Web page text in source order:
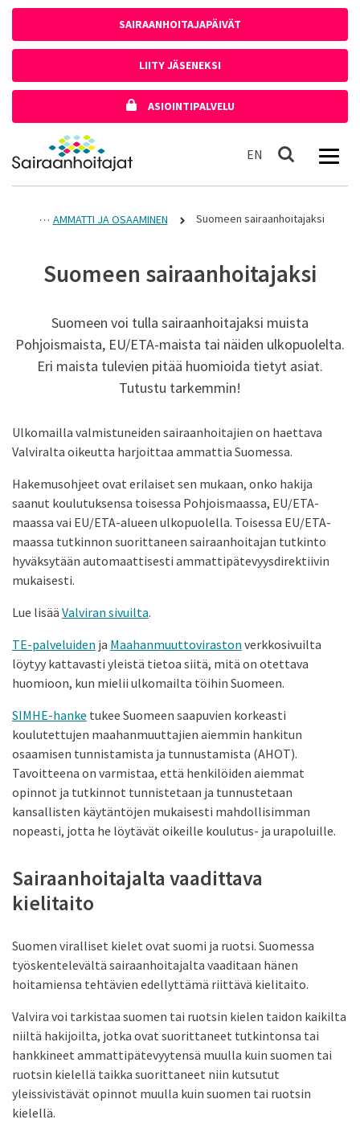
SAIRAANHOITAJAPÄIVÄT
LIITY JÄSENEKSI
ASIOINTIPALVELU
Etusivulle
EN In English
Haku
AMMATTI JA OSAAMINEN Suomeen sairaanhoitajaksi
Suomeen sairaanhoitajaksi
Suomeen voi tulla sairaanhoitajaksi muista
Pohjoismaista, EU/ETA-maista tai näiden ulkopuolelta.
Eri maista tulevien pitää huomioida tietyt asiat.
Tutustu tarkemmin!
Ulkomailla valmistuneiden sairaanhoitajien on haettava
Valviralta oikeutta harjoittaa ammattia Suomessa.
Hakemusohjeet ovat erilaiset sen mukaan, onko hakija
saanut koulutuksensa toisessa Pohjoismaassa, EU/ETA-
maassa vai EU/ETA-alueen ulkopuolella. Toisessa EU/ETA-
maassa tutkinnon suorittaneen sairaanhoitajan tutkinto
hyväksytään automaattisesti ammattipätevyysdirektiivin
mukaisesti.
Lue lisää Valviran sivuilta.
TE-palveluiden ja Maahanmuuttoviraston verkkosivuilta
löytyy kattavasti yleistä tietoa siitä, mitä on otettava
huomioon, kun mielii ulkomailta töihin Suomeen.
SIMHE-hanke tukee Suomeen saapuvien korkeasti
koulutettujen maahanmuuttajien aiemmin hankitun
osaamisen tunnistamista ja tunnustamista (AHOT).
Tavoitteena on varmistaa, että henkilöiden aiemmat
opinnot ja tutkinnot tunnistetaan ja tunnustetaan
kansallisten käytäntöjen mukaisesti mahdollisimman
nopeasti, jotta he löytävät oikeille koulutus- ja urapoluille.
Sairaanhoitajalta vaadittava
kielitaito
Suomen viralliset kielet ovat suomi ja ruotsi. Suomessa
työskentelevältä sairaanhoitajalta vaaditaan hänen
hoitamiensa tehtävien edellyttämä riittävä kielitaito.
Valvira voi tarkistaa suomen tai ruotsin kielen taidon kaikilta
niiltä hakijoilta, jotka ovat suorittaneet tutkintonsa tai
hankkineet ammattipätevyytensä muulla kuin suomen tai
ruotsin kielellä taikka suorittaneet niin kutsutut
yleissivistävät opinnot muulla kuin suomen tai ruotsin
kielellä.